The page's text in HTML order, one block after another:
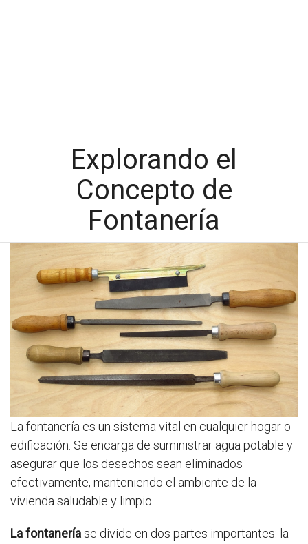
Explorando el
Concepto de
Fontanería
La fontanería es un sistema vital en cualquier hogar o
edificación. Se encarga de suministrar agua potable y
asegurar que los desechos sean eliminados
efectivamente, manteniendo el ambiente de la
vivienda saludable y limpio.
La fontaneríase divide en dos partes importantes: la